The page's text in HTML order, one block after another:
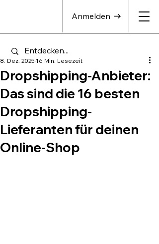
Anmelden
Dropshipping-Anbieter:
Das sind die 16 besten
Dropshipping-
Lieferanten für deinen
Online-Shop
8. Dez. 2025 16 Min. Lesezeit